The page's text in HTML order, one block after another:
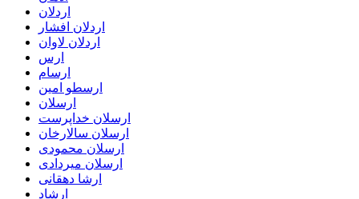
اردلان
اردلان افشار
اردلان لاوان
ارس
ارسام
ارسطو امین
ارسلان
ارسلان خداپرست
ارسلان سالارخان
ارسلان محمودی
ارسلان میردادی
ارشا دهقانی
ارشاد